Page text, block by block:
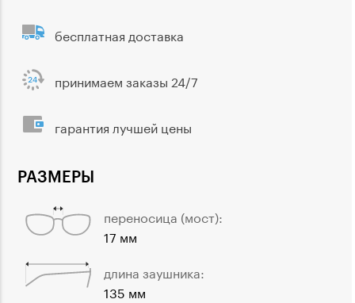
РАЗМЕРЫ
переносица (мост):
17 мм
длина заушника:
135 мм
бесплатная доставка
принимаем заказы 24/7
гарантия лучшей цены